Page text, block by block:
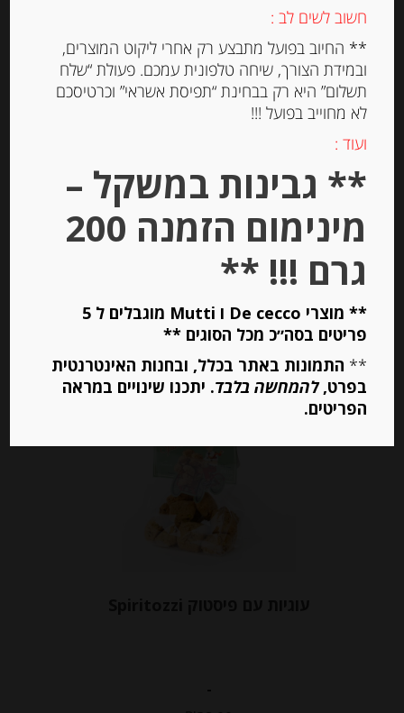
עוגיות עם אגוזי לוז וקקאו Spiritosini
₪37.00
מחיר ל 100 גרם:14.80 ש"ח
יחידות
הוספה לסל
-
חשוב לשים לב :
** החיוב בפועל מתבצע רק אחרי ליקוט המוצרים,
ובמידת הצורך, שיחה טלפונית עמכם. פעולת “שלח
תשלום” היא רק בבחינת “תפיסת אשראי” וכרטיסכם
לא מחוייב בפועל !!!
ועוד :
** גבינות במשקל –
מינימום הזמנה 200
גרם !!! **
** מוצרי De cecco ו Mutti מוגבלים ל 5
פריטים בסה״כ מכל הסוגים **
** התמונות באתר בכלל, ובחנות האינטרנטית
בפרט,להמחשה בלבד. יתכנו שינויים במראה
הפריטים.